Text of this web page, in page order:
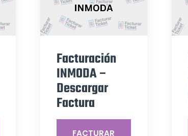
Facturación
INMODA –
Descargar
Factura
FACTURAR